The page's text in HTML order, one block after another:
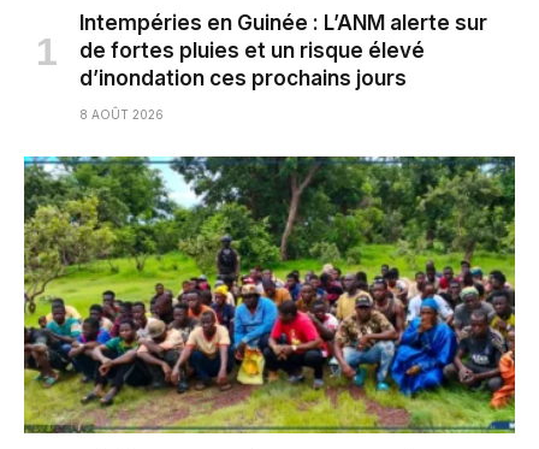
Intempéries en Guinée : L’ANM alerte sur
de fortes pluies et un risque élevé
d’inondation ces prochains jours
8 AOÛT 2026